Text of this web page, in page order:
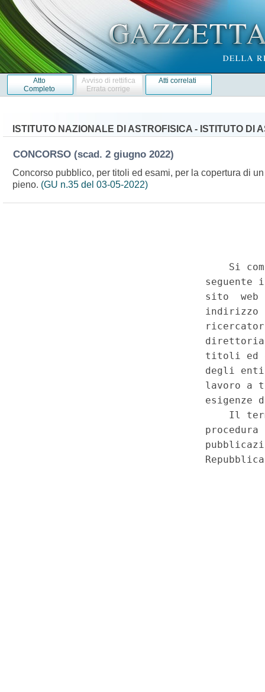
Atto
Completo
Avviso di rettifica
Errata corrige
Atti correlati
ISTITUTO NAZIONALE DI ASTROFISICA - ISTITUTO DI
CONCORSO (scad. 2 giugno 2022)
Concorso pubblico, per titoli ed esami, per la copertura di
pieno. (GU n.35 del 03-05-2022)